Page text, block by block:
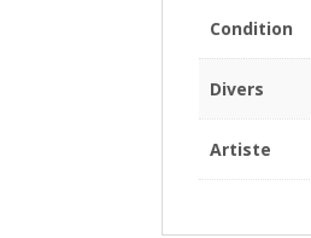
Condition
Divers
Artiste